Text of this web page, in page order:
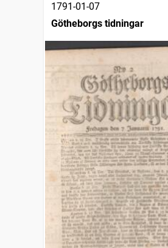
1791-01-07
Götheborgs tidningar